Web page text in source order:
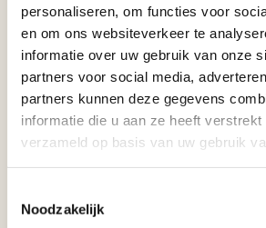
personaliseren, om functies voor
en om ons websiteverkeer te
informatie over uw gebruik van onze
partners voor social media,
partners kunnen deze gegevens
informatie die u aan ze heeft verstrekt
verzameld op basis van uw gebruik
Noodzakelijk
kunt terugtrekken.
Het Mowani Mountain Camp beschikt
zwembad gelegen tussen grote
kunt u in een van de ligstoelen
zon met een koud drankje in de hand.
Mowani Mountain Camp organiseert
zoals wandelingen door de prachtige
en safari's op zoek naar de woestijn